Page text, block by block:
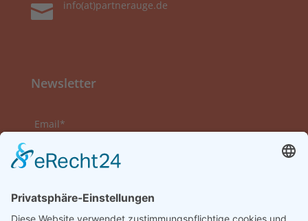
 info(at)partnerauge.de
Newsletter
Email*